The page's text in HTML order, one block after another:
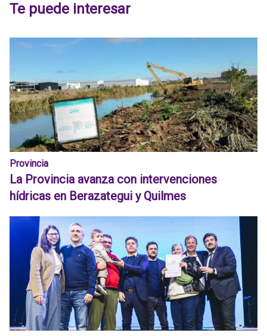
Te puede interesar
Provincia
La Provincia avanza con intervenciones
hídricas en Berazategui y Quilmes